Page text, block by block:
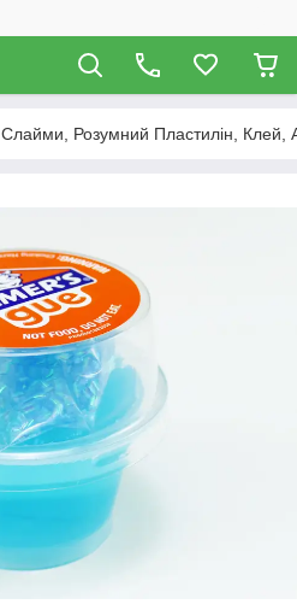
Слайми, Розумний Пластилін, Клей,